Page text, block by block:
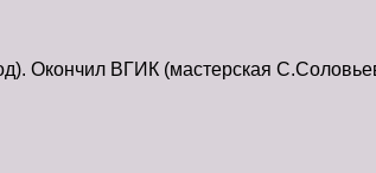
ВГИК (мастерская